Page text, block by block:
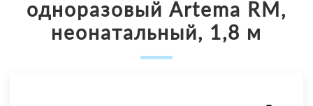
одноразовый Artema RM,
неонатальный, 1,8 м